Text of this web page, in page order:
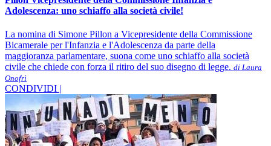
Adolescenza: uno schiaffo alla società civile!
La nomina di Simone Pillon a Vicepresidente della Commissione
Bicamerale per l'Infanzia e l'Adolescenza da parte della
maggioranza parlamentare, suona come uno schiaffo alla società
civile che chiede con forza il ritiro del suo disegno di legge. di Laura
Onofri
CONDIVIDI |